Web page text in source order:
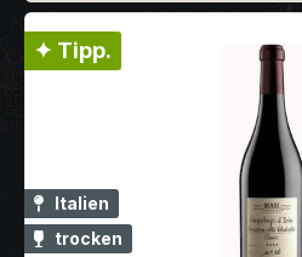
✦ Tipp.
Italien
trocken